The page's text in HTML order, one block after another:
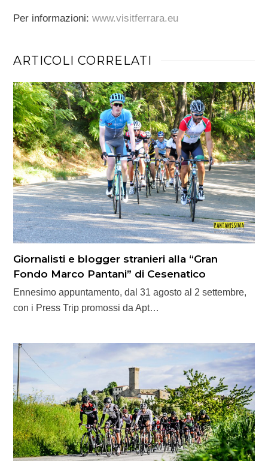
Per informazioni:www.visitferrara.eu
ARTICOLI CORRELATI
Giornalisti e blogger stranieri alla “Gran
Fondo Marco Pantani” di Cesenatico
Ennesimo appuntamento, dal 31 agosto al 2 settembre,
con i Press Trip promossi da Apt…